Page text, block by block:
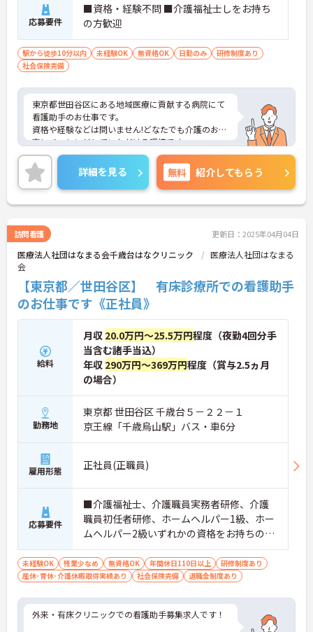
応募要件
■資格・経験不問 ■介護福祉士しをお持ち
の方歓迎
駅から徒歩10分以内 未経験OK 無資格OK 日勤のみ
研修制度あり
社会保険完備
東京都世田谷区にある地域医療に貢献する病院にて
看護助手のお仕事です。
資格や経験などは問いません!どなたでも介護のお仕
事にチャレンジしていただける環境です。
ご興味ある方には、面接対策ポイントなど、さらに
詳細をお話しいたしますのでお気軽にご相談くださ
い。
詳細を見る 無料 紹介してもらう
訪問看護 更新日：2025年04月04日
医療法人社団はなまる会千歳台はなクリニック
医療法人社団はなまる
会
【東京都／世田谷区】 有床診療所での看護助手
のお仕事です《正社員》
給料
月収 20.0万円～25.5万円程度（夜勤4回分手
当含む諸手当込）
年収 290万円～369万円程度（賞与2.5ヵ月
の場合）
勤務地
東京都 世田谷区 千歳台５－２２－１
京王線「千歳烏山駅」バス・車6分
雇用形態 正社員(正職員)
応募要件
■介護福祉士、介護職員実務者研修、介護
職員初任者研修、ホームヘルパー1級、ホー
ムヘルパー2級いずれかの資格をお持ちの方
■介護実務経験3年以上
未経験OK 残業少なめ 無資格OK 年間休日110日以上
研修制度あり
産休･育休･介護休暇取得実績あり
社会保険完備 退職金制度あり
外来・有床クリニックでの看護助手募集求人です！